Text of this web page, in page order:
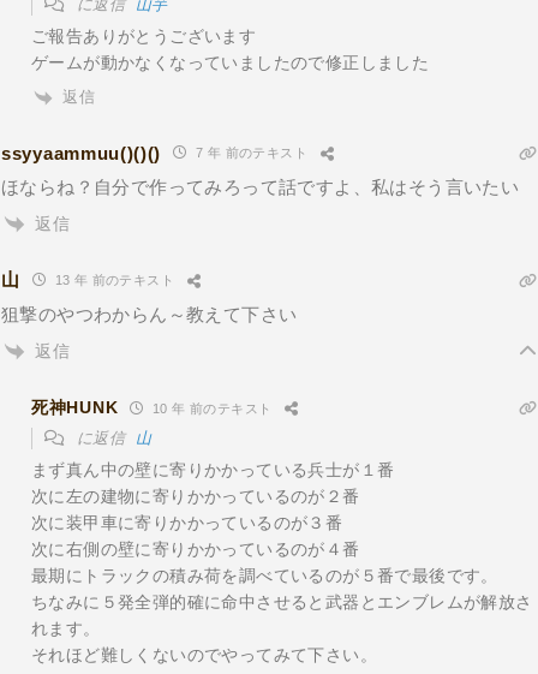
に返信 山芋
ご報告ありがとうございます
ゲームが動かなくなっていましたので修正しました
返信
ssyyaammuu()()() 7 年 前のテキスト
ほならね？自分で作ってみろって話ですよ、私はそう言いたい
返信
山 13 年 前のテキスト
狙撃のやつわからん～教えて下さい
返信
死神HUNK 10 年 前のテキスト
に返信 山
まず真ん中の壁に寄りかかっている兵士が１番
次に左の建物に寄りかかっているのが２番
次に装甲車に寄りかかっているのが３番
次に右側の壁に寄りかかっているのが４番
最期にトラックの積み荷を調べているのが５番で最後です。
ちなみに５発全弾的確に命中させると武器とエンブレムが解放さ
れます。
それほど難しくないのでやってみて下さい。